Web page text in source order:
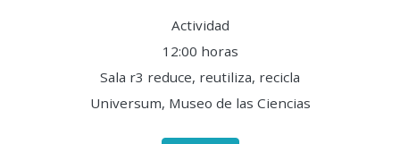
Actividad
12:00 horas
Sala r3 reduce, reutiliza, recicla
Universum, Museo de las Ciencias